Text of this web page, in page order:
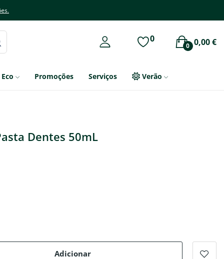
0 0,00 €
0
Eco Promoções Serviços Verão
Dentes 50mL
Adicionar